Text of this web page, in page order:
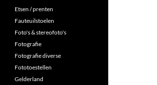
Etsen / prenten
Fauteuilstoelen
Foto's & stereofoto's
Fotografie
Fotografie diverse
Fototoestellen
Gelderland